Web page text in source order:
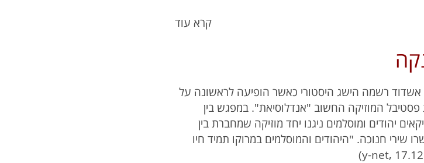
קרא עוד
אשדוד רשמה הישג היסטורי כאשר הופיעה לראשונה על
המוזיקה החשוב "אנדלוסיאת". במפגש בין
יהודים ומוסלמים ניגנו יחד מוזיקה שמחברת בין
שירי חנוכה. "היהודים והמוסלמים במרוקו תמיד חיו